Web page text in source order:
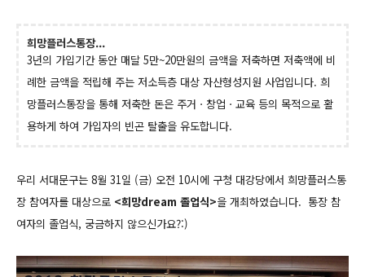
희망플러스통장...
3년의 가입기간 동안 매달 5만~20만원의 금액을 저축하면 저축액에 비
례한 금액을 적립해 주는 저소득층 대상 자산형성지원 사업입니다. 희
망플러스통장을 통해 저축한 돈은 주거ㆍ창업ㆍ교육 등의 목적으로 활
용하게 하여 가입자의 빈곤 탈출을 유도합니다.
우리 서대문구는 8월 31일 (금) 오전 10시에 구청 대강당에서 희망플러스통
장 참여자를 대상으로 <희망dream 졸업식>을 개최하였습니다. 통장 참
여자의 졸업식, 궁금하지 않으신가요?:)